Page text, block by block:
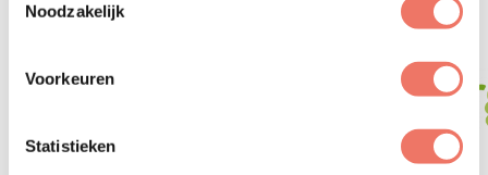
Noodzakelijk
Voorkeuren
Statistieken